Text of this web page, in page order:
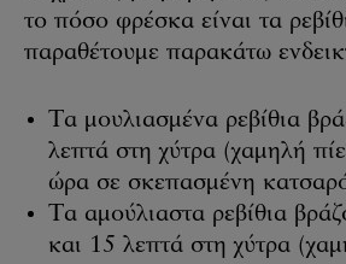
το πόσο φρέσκα είναι τα
παραθέτουμε παρακάτω
Τα μουλιασμένα ρεβίθια
λεπτά στη χύτρα (χαμηλή
ώρα σε σκεπασμένη
Τα αμούλιαστα ρεβίθια
και 15 λεπτά στη χύτρα